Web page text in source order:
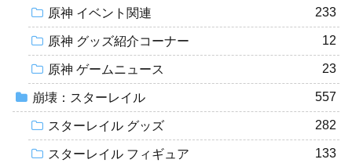
原神 イベント関連 233
原神 グッズ紹介コーナー 12
原神 ゲームニュース 23
崩壊：スターレイル 557
スターレイル グッズ 282
スターレイル フィギュア 133